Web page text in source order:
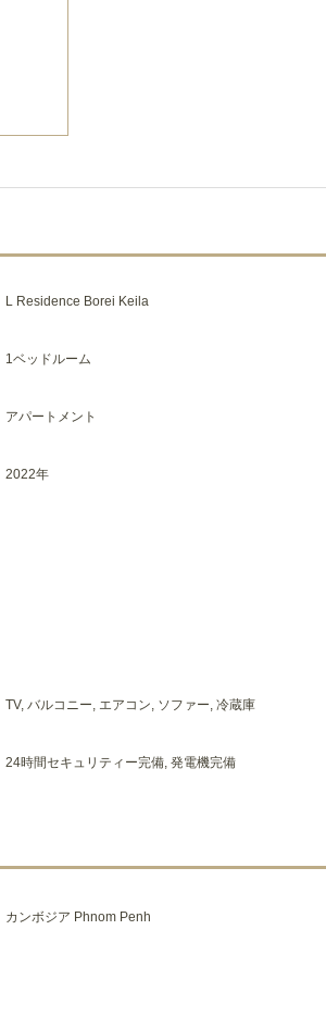
L Residence Borei Keila
1ベッドルーム
アパートメント
2022年
TV, バルコニー, エアコン, ソファー, 冷蔵庫
24時間セキュリティー完備, 発電機完備
カンボジア Phnom Penh